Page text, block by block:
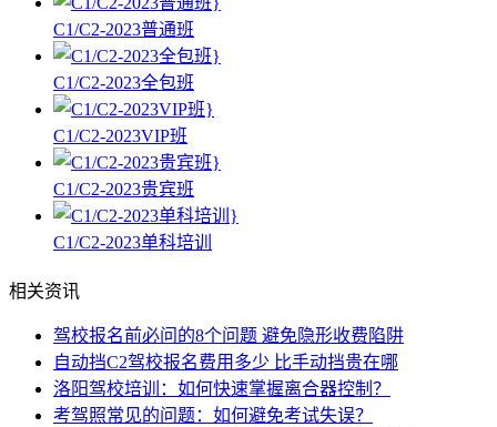
C1/C2-2023普通班
C1/C2-2023全包班
C1/C2-2023VIP班
C1/C2-2023贵宾班
C1/C2-2023单科培训
相关资讯
驾校报名前必问的8个问题 避免隐形收费陷阱
自动挡C2驾校报名费用多少 比手动挡贵在哪
洛阳驾校培训：如何快速掌握离合器控制？
考驾照常见的问题：如何避免考试失误？